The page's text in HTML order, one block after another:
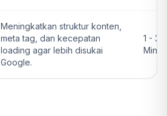
Meningkatkan struktur konten,
meta tag, dan kecepatan
loading agar lebih disukai
Google.
1 - 3